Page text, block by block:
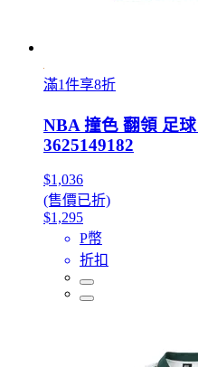
滿1件享8折
NBA 撞色 翻領 足
3625149182
$1,036
(售價已折)
$1,295
P幣
折扣